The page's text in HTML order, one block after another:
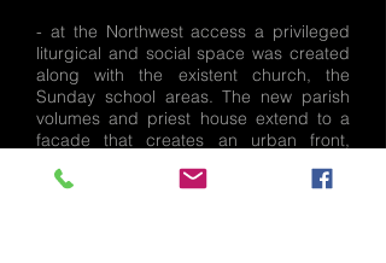
- at the Northwest access a privileged
liturgical and social space was created
along with the existent church, the
Sunday school areas. The new parish
volumes and priest house extend to a
facade that creates an urban front,
creating a boulevard structure design